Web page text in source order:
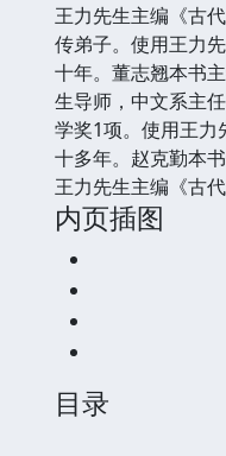
王力先生主编《古
传弟子。使用王力
十年。董志翘本书
生导师，中文系主
学奖1项。使用王力
十多年。赵克勤本
王力先生主编《古
内页插图
目录